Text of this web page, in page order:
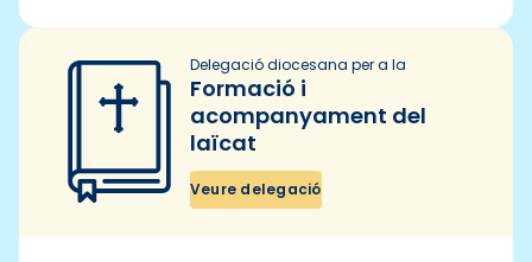
Delegació diocesana per a la
Formació i
acompanyament del
laïcat
Veure delegació